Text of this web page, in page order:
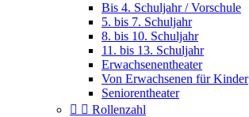
Bis 4. Schuljahr / Vorschule
5. bis 7. Schuljahr
8. bis 10. Schuljahr
11. bis 13. Schuljahr
Erwachsenentheater
Von Erwachsenen für Kinder
Seniorentheater
  Rollenzahl